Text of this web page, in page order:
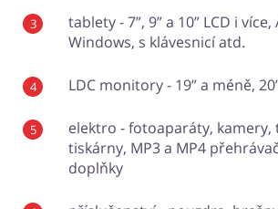
tablety - 7”, 9” a 10” LCD i
Windows, s klávesnicí atd.
LDC monitory - 19” a méně,
elektro - fotoaparáty, kamery,
tiskárny, MP3 a MP4
doplňky